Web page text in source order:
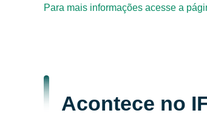
Para mais informações acesse a
Acontece no